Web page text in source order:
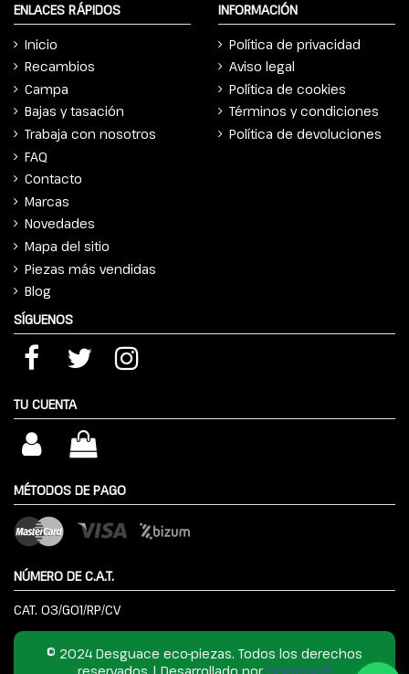
ENLACES RÁPIDOS
Inicio
Recambios
Campa
Bajas y tasación
Trabaja con nosotros
FAQ
Contacto
Marcas
Novedades
Mapa del sitio
Piezas más vendidas
Blog
INFORMACIÓN
Política de privacidad
Aviso legal
Política de cookies
Términos y condiciones
Política de devoluciones
SÍGUENOS
TU CUENTA
MÉTODOS DE PAGO
NÚMERO DE C.A.T.
CAT. 03/G01/RP/CV
© 2024 Desguace eco-piezas. Todos los derechos